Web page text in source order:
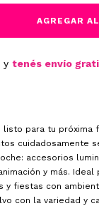
y tenés envío
listo para tu próxima
cuidadosamente
accesorios
y más. Ideal
y fiestas con
con la variedad y